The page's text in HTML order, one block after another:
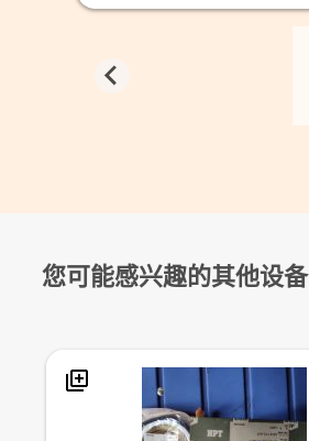
您可能感兴趣的其他设备